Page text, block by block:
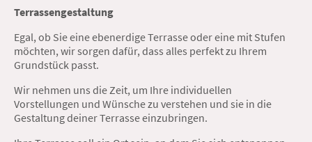
Terrassengestaltung
Egal, ob Sie eine ebenerdige Terrasse oder eine mit Stufen
möchten, wir sorgen dafür, dass alles perfekt zu Ihrem
Grundstück passt.
Wir nehmen uns die Zeit, um Ihre individuellen
Vorstellungen und Wünsche zu verstehen und sie in die
Gestaltung deiner Terrasse einzubringen.